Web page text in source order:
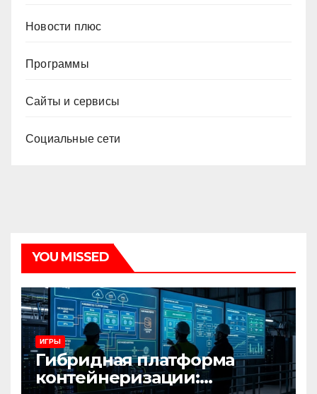
Новости плюс
Программы
Сайты и сервисы
Социальные сети
YOU MISSED
ИГРЫ
Гибридная платформа
контейнеризации: